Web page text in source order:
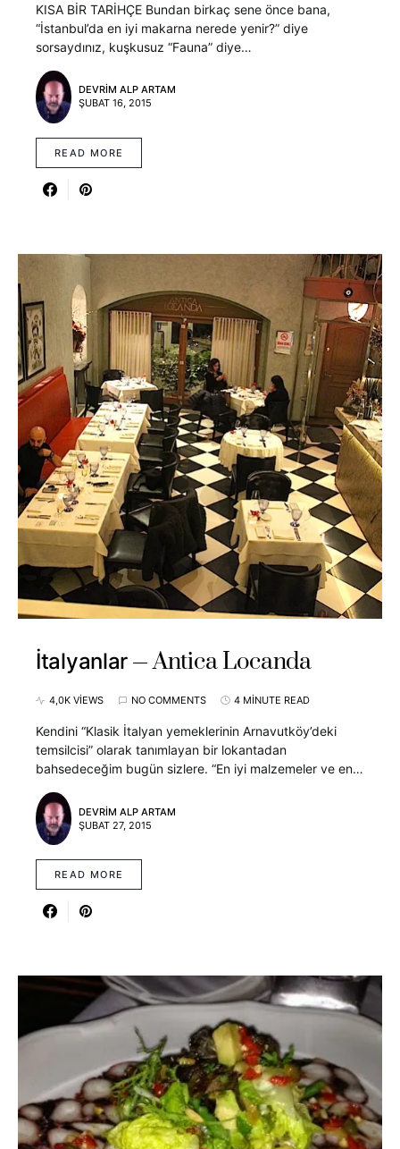
KISA BİR TARİHÇE Bundan birkaç sene önce bana,
“İstanbul’da en iyi makarna nerede yenir?” diye
sorsaydınız, kuşkusuz “Fauna” diye…
DEVRIM ALP ARTAM
ŞUBAT 16, 2015
READ MORE
İtalyanlar Antica Locanda
4,0K VIEWS NO COMMENTS 4 MINUTE READ
Kendini “Klasik İtalyan yemeklerinin Arnavutköy’deki
temsilcisi” olarak tanımlayan bir lokantadan
bahsedeceğim bugün sizlere. “En iyi malzemeler ve en…
DEVRIM ALP ARTAM
ŞUBAT 27, 2015
READ MORE